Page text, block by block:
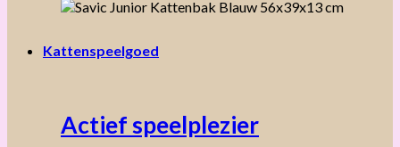
Kattenspeelgoed
Actief speelplezier